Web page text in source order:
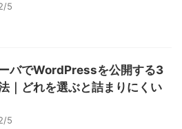
5
バでWordPressを公開する3
｜どれを選ぶと詰まりにくい
5